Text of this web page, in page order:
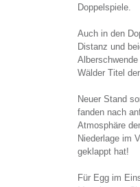
Doppelspiele.
Auch in den
Distanz und
Wälder Titel
Neuer Stand
fanden nach
Atmosphäre
Niederlage im
geklappt hat!
Für Egg im